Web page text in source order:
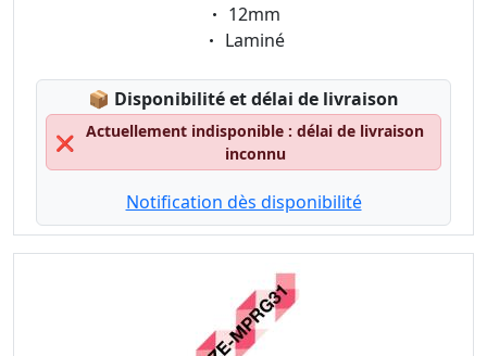
Eigenschaft:
12mm
Eigenschaft:
Laminé
📦 Lagerstatus:
Disponibilité et délai de livraison
❌
Actuellement indisponible : délai de livraison
inconnu
Notification dès disponibilité